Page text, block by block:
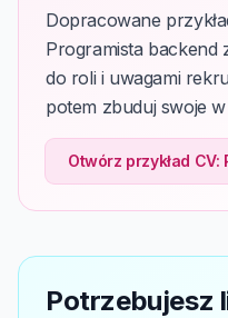
Dopracowane
Programista backend
do roli i uwagami
potem zbuduj swoje
Otwórz przykład
Potrzebujesz